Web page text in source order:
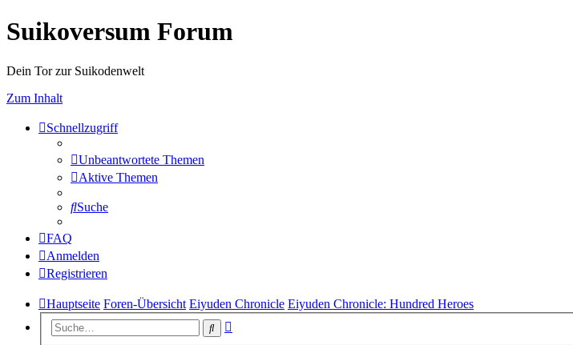
Suikoversum Forum
Dein Tor zur Suikodenwelt
Zum Inhalt
Schnellzugriff
Unbeantwortete Themen
Aktive Themen
Suche
FAQ
Anmelden
Registrieren
Hauptseite Foren-Übersicht Eiyuden Chronicle Eiyuden Chronicle: Hundred Heroes
Suche